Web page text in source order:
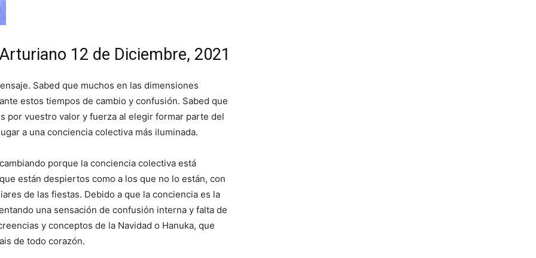
12 de Diciembre, 2021
Sabed que muchos en las dimensiones
estos tiempos de cambio y confusión. Sabed que
por vuestro valor y fuerza al elegir formar parte del
a una conciencia colectiva más iluminada.
porque la conciencia colectiva está
están despiertos como a los que no lo están, con
de las fiestas. Debido a que la conciencia es la
una sensación de confusión interna y falta de
y conceptos de la Navidad o Hanuka, que
de todo corazón.